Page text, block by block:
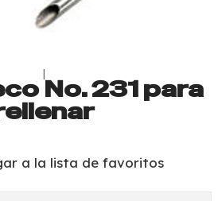
|
No. 231 para
a la lista de favoritos